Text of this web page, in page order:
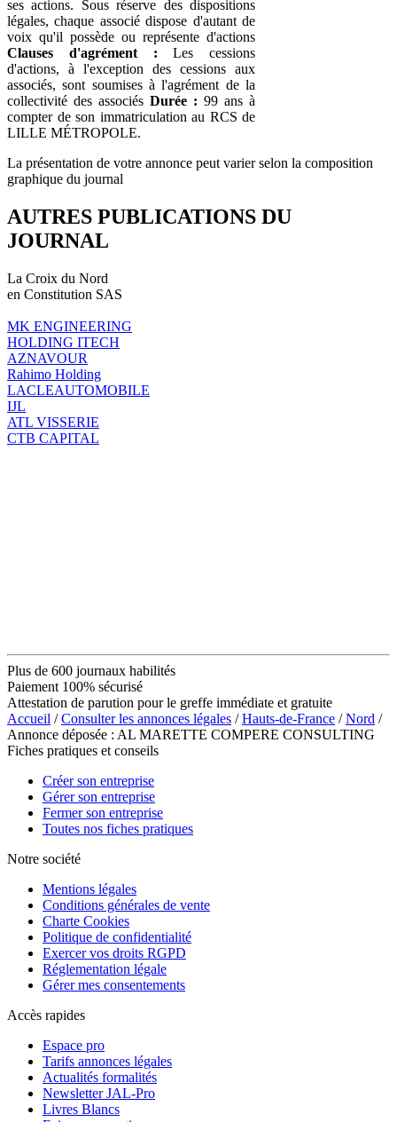
ses actions. Sous réserve des dispositions
légales, chaque associé dispose d'autant de
voix qu'il possède ou représente d'actions
Clauses d'agrément : Les cessions
d'actions, à l'exception des cessions aux
associés, sont soumises à l'agrément de la
collectivité des associés Durée : 99 ans à
compter de son immatriculation au RCS de
LILLE MÉTROPOLE.
La présentation de votre annonce peut varier selon la composition
graphique du journal
AUTRES PUBLICATIONS DU
JOURNAL
La Croix du Nord
en Constitution SAS
MK ENGINEERING
HOLDING ITECH
AZNAVOUR
Rahimo Holding
LACLEAUTOMOBILE
IJL
ATL VISSERIE
CTB CAPITAL
Plus de 600 journaux habilités
Paiement 100% sécurisé
Attestation de parution pour le greffe immédiate et gratuite
Accueil /Consulter les annonces légales /Hauts-de-France /Nord /
Annonce déposée : AL MARETTE COMPERE CONSULTING
Fiches pratiques et conseils
Créer son entreprise
Gérer son entreprise
Fermer son entreprise
Toutes nos fiches pratiques
Notre société
Mentions légales
Conditions générales de vente
Charte Cookies
Politique de confidentialité
Exercer vos droits RGPD
Réglementation légale
Gérer mes consentements
Accès rapides
Espace pro
Tarifs annonces légales
Actualités formalités
Newsletter JAL-Pro
Livres Blancs